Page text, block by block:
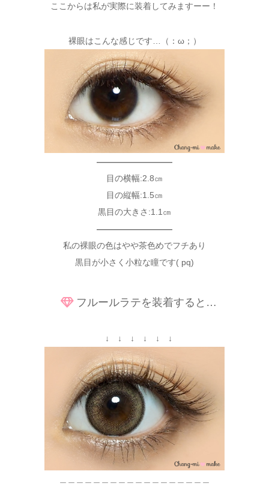
ここからは私が実際に装着してみますーー！
裸眼はこんな感じです…（：ω；）
—————————
目の横幅:2.8㎝
目の縦幅:1.5㎝
黒目の大きさ:1.1㎝
—————————
私の裸眼の色はやや茶色めでフチあり
黒目が小さく小粒な瞳です( pq)
フルールラテを装着すると…
↓ ↓ ↓ ↓ ↓ ↓